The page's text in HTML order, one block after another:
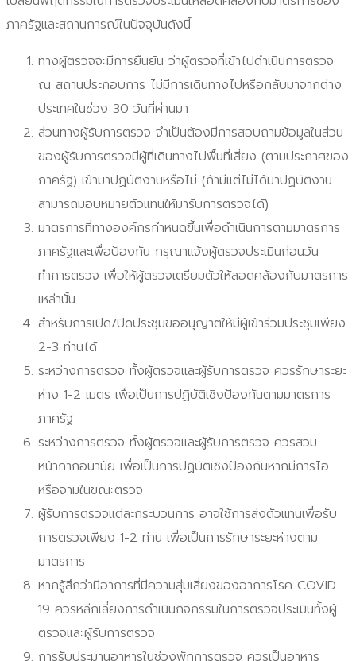
ภาครัฐและสถานการณ์ในปัจจุบันดังนี้
ทางผู้ตรวจจะมีการยืนยัน ว่าผู้ตรวจที่เข้าไปดำเนินการตรวจ
ณ สถานประกอบการ ไม่มีการเดินทางไปหรือกลับมาจากต่าง
ประเทศในช่วง 30 วันที่ผ่านมา
ส่วนทางผู้รับการตรวจ จำเป็นต้องมีการสอบถามข้อมูลในส่วน
ของผู้รับการตรวจมีผู้ที่เดินทางไปพื้นที่เสี่ยง (ตามประกาศของ
ภาครัฐ) เข้ามาปฏิบัติงานหรือไม่ (ถ้ามีแต่ไม่ได้มาปฏิบัติงาน
สามารถมอบหมายตัวแทนให้มารับการตรวจได้)
มาตรการที่ทางองค์กรกำหนดขึ้นเพื่อดำเนินการตามมาตรการ
ภาครัฐและเพื่อป้องกัน กรุณาแจ้งผู้ตรวจประเมินก่อนวัน
ทำการตรวจ เพื่อให้ผู้ตรวจเตรียมตัวให้สอดคล้องกับมาตรการ
เหล่านั้น
สำหรับการเปิด/ปิดประชุมขออนุญาตให้มีผู้เข้าร่วมประชุมเพียง
2-3 ท่านได้
ระหว่างการตรวจ ทั้งผู้ตรวจและผู้รับการตรวจ ควรรักษาระยะ
ห่าง 1-2 เมตร เพื่อเป็นการปฏิบัติเชิงป้องกันตามมาตรการ
ภาครัฐ
ระหว่างการตรวจ ทั้งผู้ตรวจและผู้รับการตรวจ ควรสวม
หน้ากากอนามัย เพื่อเป็นการปฏิบัติเชิงป้องกันหากมีการไอ
หรือจามในขณะตรวจ
ผู้รับการตรวจแต่ละกระบวนการ อาจใช้การส่งตัวแทนเพื่อรับ
การตรวจเพียง 1-2 ท่าน เพื่อเป็นการรักษาระยะห่างตาม
มาตรการ
หากรู้สึกว่ามีอาการที่มีความสุ่มเสี่ยงของอาการโรค COVID-
19 ควรหลีกเลี่ยงการดำเนินกิจกรรมในการตรวจประเมินทั้งผู้
ตรวจและผู้รับการตรวจ